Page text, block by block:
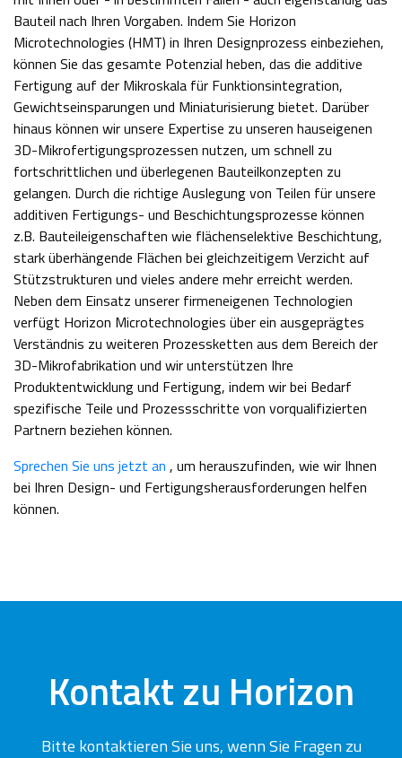
Bauteil nach Ihren Vorgaben. Indem Sie Horizon
Microtechnologies (HMT) in Ihren Designprozess einbeziehen,
können Sie das gesamte Potenzial heben, das die additive
Fertigung auf der Mikroskala für Funktionsintegration,
Gewichtseinsparungen und Miniaturisierung bietet. Darüber
hinaus können wir unsere Expertise zu unseren hauseigenen
3D-Mikrofertigungsprozessen nutzen, um schnell zu
fortschrittlichen und überlegenen Bauteilkonzepten zu
gelangen. Durch die richtige Auslegung von Teilen für unsere
additiven Fertigungs- und Beschichtungsprozesse können
z.B. Bauteileigenschaften wie flächenselektive Beschichtung,
stark überhängende Flächen bei gleichzeitigem Verzicht auf
Stützstrukturen und vieles andere mehr erreicht werden.
Neben dem Einsatz unserer firmeneigenen Technologien
verfügt Horizon Microtechnologies über ein ausgeprägtes
Verständnis zu weiteren Prozessketten aus dem Bereich der
3D-Mikrofabrikation und wir unterstützen Ihre
Produktentwicklung und Fertigung, indem wir bei Bedarf
spezifische Teile und Prozessschritte von vorqualifizierten
Partnern beziehen können.
Sprechen Sie uns jetzt an , um herauszufinden, wie wir Ihnen
bei Ihren Design- und Fertigungsherausforderungen helfen
können.
Kontakt zu Horizon
Bitte kontaktieren Sie uns, wenn Sie Fragen zu